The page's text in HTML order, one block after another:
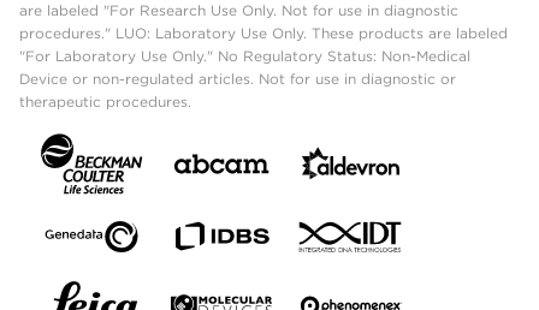
are labeled "For Research Use Only. Not for use in diagnostic
procedures." LUO: Laboratory Use Only. These products are labeled
"For Laboratory Use Only." No Regulatory Status: Non-Medical
Device or non-regulated articles. Not for use in diagnostic or
therapeutic procedures.